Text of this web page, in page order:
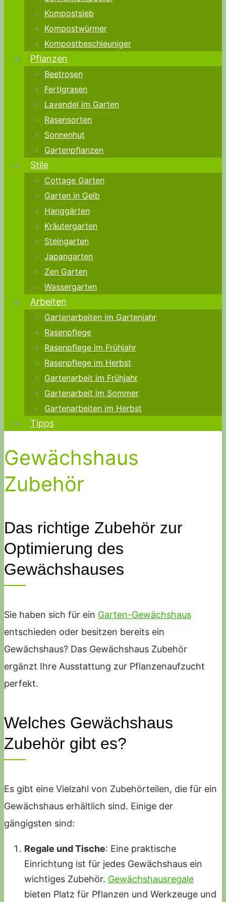
Kompostsieb
Kompostwürmer
Kompostbeschleuniger
Pflanzen
Beetrosen
Fertigrasen
Lavendel im Garten
Rasensorten
Sonnenhut
Gartenpflanzen
Stile
Cottage Garten
Garten in Gelb
Hanggärten
Kräutergarten
Steingarten
Japangarten
Zen Garten
Wassergarten
Arbeiten
Gartenarbeiten im Gartenjahr
Rasenpflege
Rasenpflege im Frühjahr
Rasenpflege im Herbst
Gartenarbeit im Frühjahr
Gartenarbeit im Sommer
Gartenarbeiten im Herbst
Tipps
Gewächshaus
Zubehör
Das richtige Zubehör zur
Optimierung des
Gewächshauses
Sie haben sich für ein Garten-Gewächshaus
entschieden oder besitzen bereits ein
Gewächshaus? Das Gewächshaus Zubehör
ergänzt Ihre Ausstattung zur Pflanzenaufzucht
perfekt.
Welches Gewächshaus
Zubehör gibt es?
Es gibt eine Vielzahl von Zubehörteilen, die für ein
Gewächshaus erhältlich sind. Einige der
gängigsten sind:
Regale und Tische: Eine praktische
Einrichtung ist für jedes Gewächshaus ein
wichtiges Zubehör. Gewächshausregale
bieten Platz für Pflanzen und Werkzeuge und